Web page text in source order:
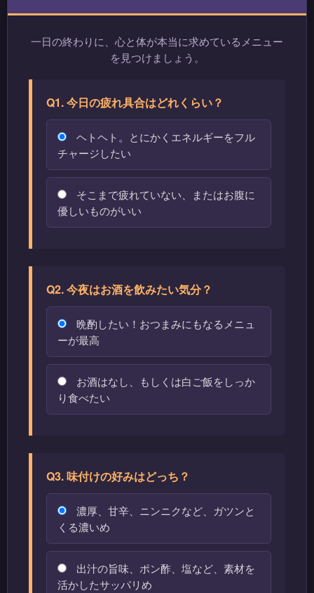
一日の終わりに、心と体が本当に求めているメニュー
を見つけましょう。
Q1. 今日の疲れ具合はどれくらい？
ヘトヘト。とにかくエネルギーをフル
チャージしたい
そこまで疲れていない、またはお腹に
優しいものがいい
Q2. 今夜はお酒を飲みたい気分？
晩酌したい！おつまみにもなるメニュ
ーが最高
お酒はなし、もしくは白ご飯をしっか
り食べたい
Q3. 味付けの好みはどっち？
濃厚、甘辛、ニンニクなど、ガツンと
くる濃いめ
出汁の旨味、ポン酢、塩など、素材を
活かしたサッパリめ